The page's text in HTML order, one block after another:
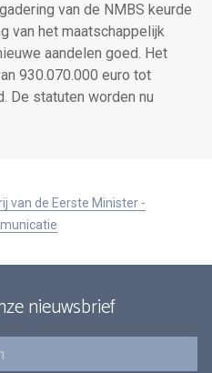
van de NMBS keurde
van het maatschappelijk
aandelen goed. Het
930.070.000 euro tot
De statuten worden nu
van de Eerste Minister -
nieuwsbrief